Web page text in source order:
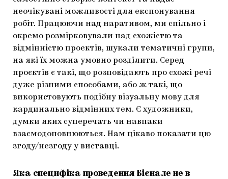
неочікувані можливості для експонування
робіт. Працюючи над наративом, ми спільно і
окремо розмірковували над схожістю та
відмінністю проектів, шукали тематичні групи,
на які їх можна умовно розділити. Серед
проєктів є такі, що розповідають про схожі речі
дуже різними способами, або ж такі, що
використовують подібну візуальну мову для
кардинально відмінних тем. Є художники,
думки яких суперечать чи навпаки
взаємодоповнюються. Нам цікаво показати цю
згоду/незгоду у виставці.
Яка специфіка проведення Бієнале не в